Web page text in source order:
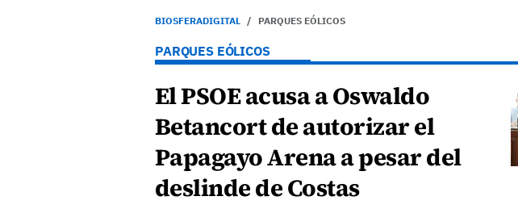
BIOSFERADIGITAL PARQUES EÓLICOS
PARQUES EÓLICOS
El PSOE acusa a Oswaldo
Betancort de autorizar el
Papagayo Arena a pesar del
deslinde de Costas